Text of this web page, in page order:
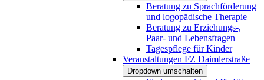
Beratung zu Sprachförderung
und logopädische Therapie
Beratung zu Erziehungs-,
Paar- und Lebensfragen
Tagespflege für Kinder
Veranstaltungen FZ Daimlerstraße
Dropdown umschalten